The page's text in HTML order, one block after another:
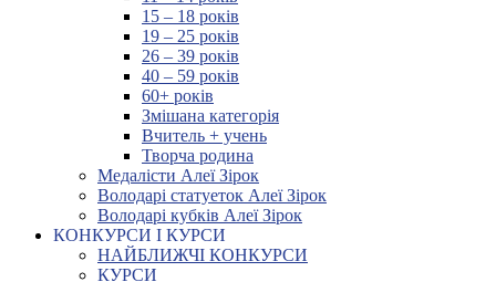
15 – 18 років
19 – 25 років
26 – 39 років
40 – 59 років
60+ років
Змішана категорія
Вчитель + учень
Творча родина
Медалісти Алеї Зірок
Володарі статуеток Алеї Зірок
Володарі кубків Алеї Зірок
КОНКУРСИ І КУРСИ
НАЙБЛИЖЧІ КОНКУРСИ
КУРСИ